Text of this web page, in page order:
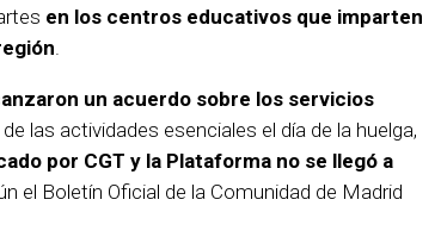
en los centros educativos que imparten
.
un acuerdo sobre los servicios
las actividades esenciales el día de la huelga,
por CGT y la Plataforma no se llegó a
el Boletín Oficial de la Comunidad de Madrid